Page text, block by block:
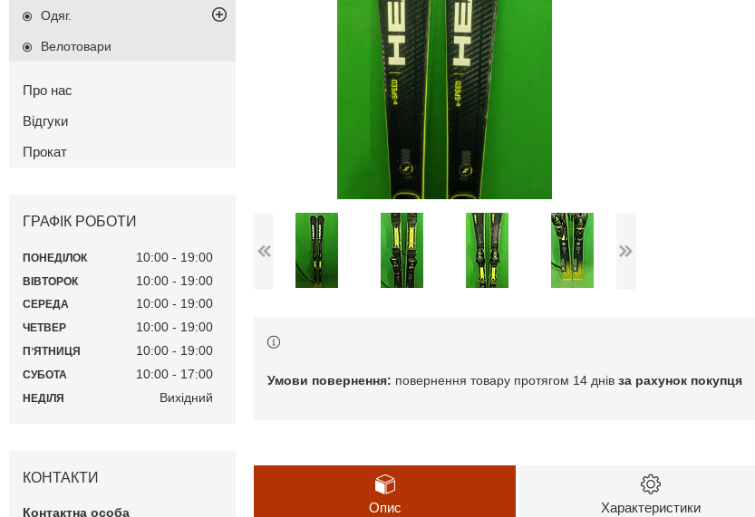
повернення товару протягом 14 днів за рахунок покупця
Опис Характеристики
Одяг.
Велотовари
Про нас
Відгуки
Прокат
ГРАФІК РОБОТИ
ПОНЕДІЛОК 10:00 19:00
ВІВТОРОК 10:00 19:00
СЕРЕДА 10:00 19:00
ЧЕТВЕР 10:00 19:00
ПʼЯТНИЦЯ 10:00 19:00
СУБОТА 10:00 17:00
НЕДІЛЯ Вихідний
КОНТАКТИ